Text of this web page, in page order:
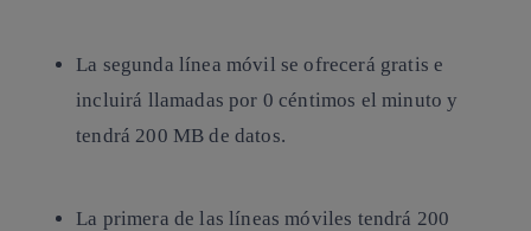
La segunda línea móvil se ofrecerá gratis e
incluirá llamadas por 0 céntimos el minuto y
tendrá 200 MB de datos.
La primera de las líneas móviles tendrá 200